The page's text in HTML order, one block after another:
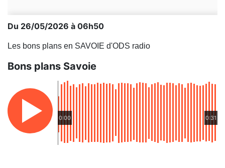
Du 26/05/2026 à 06h50
Les bons plans en SAVOIE d'ODS radio
Bons plans Savoie
0:00 0:31